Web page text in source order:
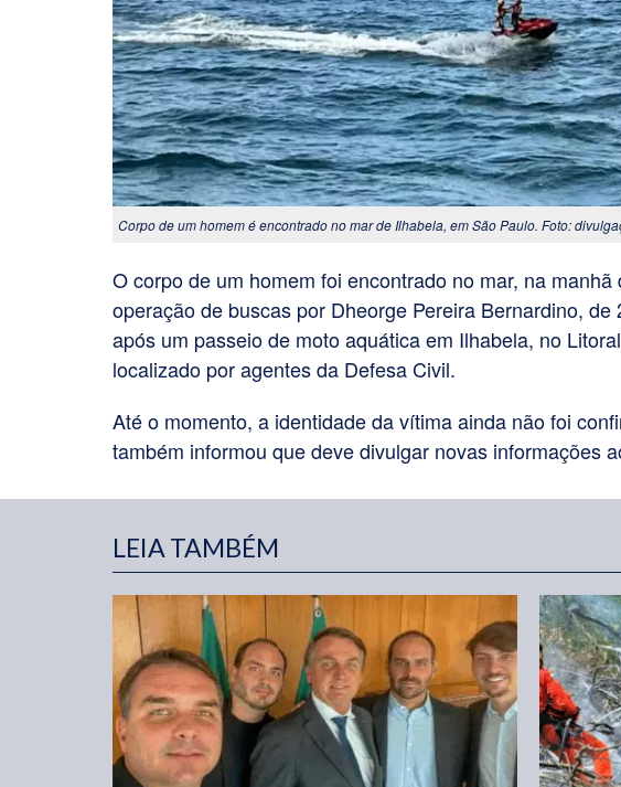
Corpo de um homem é encontrado no mar de Ilhabela, em São Paulo. Foto:
O corpo de um homem foi encontrado no mar, na
operação de buscas por Dheorge Pereira Bernardino,
após um passeio de moto aquática em Ilhabela, no
localizado por agentes da Defesa Civil.
Até o momento, a identidade da vítima ainda não foi
também informou que deve divulgar novas informações
LEIA TAMBÉM